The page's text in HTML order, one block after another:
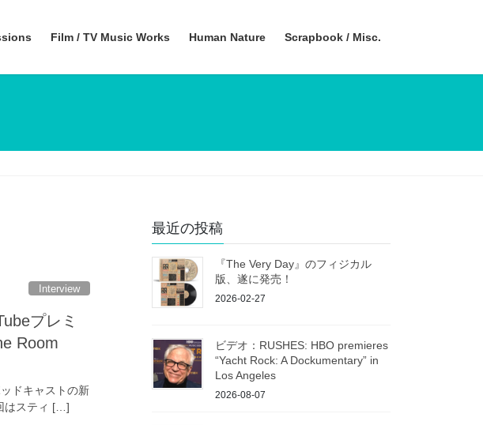
Film / TV Music Works Human Nature Scrapbook / Misc.
Interview
プレミ
Room
ドキャストの新
はスティ […]
最近の投稿
『The Very Day』のフィジカル
版、遂に発売！
2026-02-27
ビデオ：RUSHES: HBO premieres
“Yacht Rock: A Dockumentary” in
Los Angeles
2026-08-07